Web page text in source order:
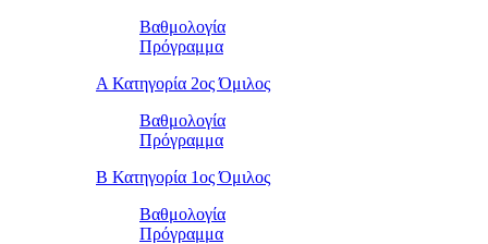
Βαθμολογία
Πρόγραμμα
Α Κατηγορία 2ος Όμιλος
Βαθμολογία
Πρόγραμμα
Β Κατηγορία 1ος Όμιλος
Βαθμολογία
Πρόγραμμα